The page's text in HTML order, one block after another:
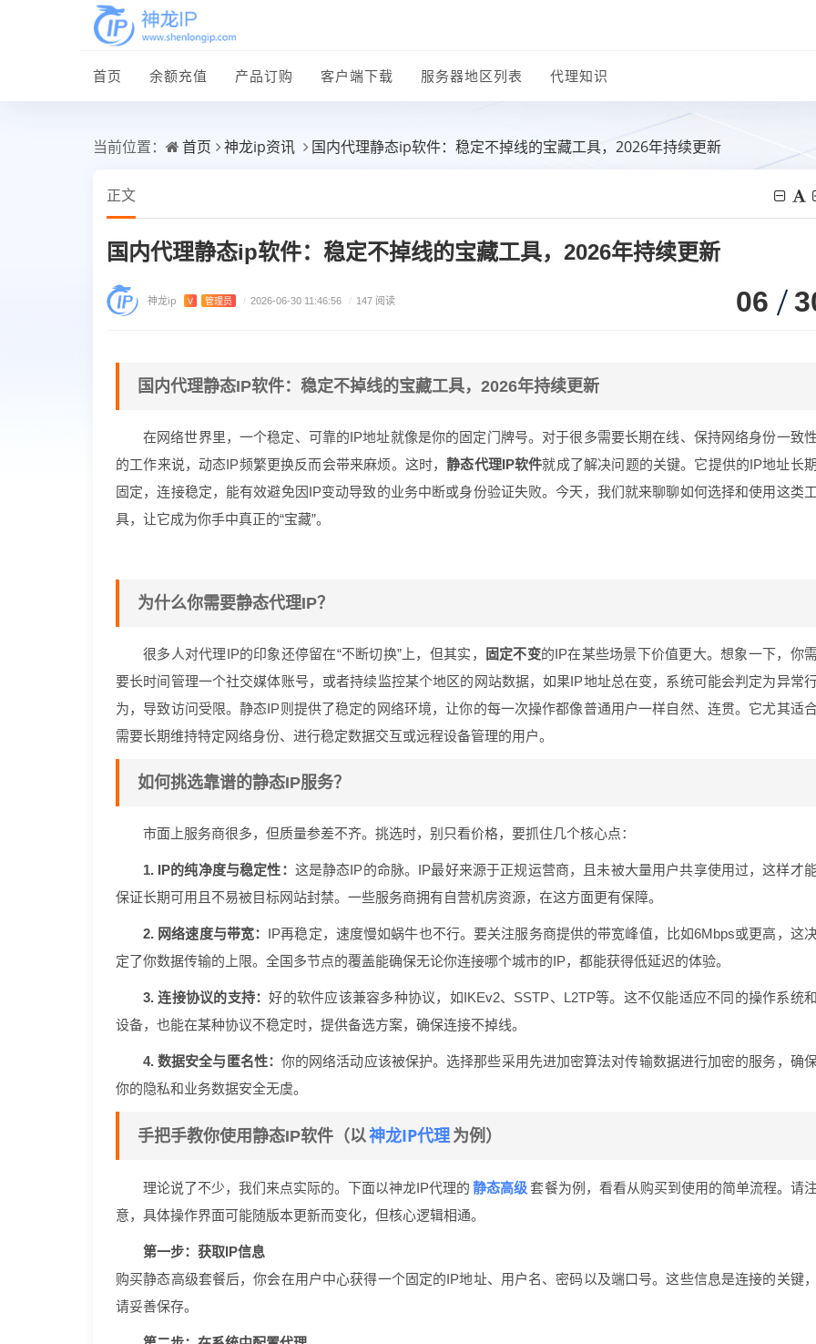
首页 余额充值 产品订购 客户端下载 服务器地区列表 代理知识
当前位置： 首页 神龙ip资讯 国内代理静态ip软件：稳定不掉线的宝藏工具，2026年持续更新
正文
国内代理静态ip软件：稳定不掉线的宝藏工具，2026年持续更新
神龙ip V 管理员 / 2026-06-30 11:46:56 / 147 阅读 06
国内代理静态IP软件：稳定不掉线的宝藏工具，2026年持续更新
在网络世界里，一个稳定、可靠的IP地址就像是你的固定门牌号。对于很多需要长期在线、保持网络身份一致
的工作来说，动态IP频繁更换反而会带来麻烦。这时，静态代理IP软件就成了解决问题的关键。它提供的IP地址长
固定，连接稳定，能有效避免因IP变动导致的业务中断或身份验证失败。今天，我们就来聊聊如何选择和使用这类
具，让它成为你手中真正的“宝藏”。
为什么你需要静态代理IP？
很多人对代理IP的印象还停留在“不断切换”上，但其实， 固定不变的IP在某些场景下价值更大。想象一下，你
要长时间管理一个社交媒体账号，或者持续监控某个地区的网站数据，如果IP地址总在变，系统可能会判定为异常
为，导致访问受限。静态IP则提供了稳定的网络环境，让你的每一次操作都像普通用户一样自然、连贯。它尤其适
需要长期维持特定网络身份、进行稳定数据交互或远程设备管理的用户。
如何挑选靠谱的静态IP服务？
市面上服务商很多，但质量参差不齐。挑选时，别只看价格，要抓住几个核心点：
1. IP的纯净度与稳定性： 这是静态IP的命脉。IP最好来源于正规运营商，且未被大量用户共享使用过，这样才
保证长期可用且不易被目标网站封禁。一些服务商拥有自营机房资源，在这方面更有保障。
2. 网络速度与带宽： IP再稳定，速度慢如蜗牛也不行。要关注服务商提供的带宽峰值，比如6Mbps或更高，这
定了你数据传输的上限。全国多节点的覆盖能确保无论你连接哪个城市的IP，都能获得低延迟的体验。
3. 连接协议的支持：好的软件应该兼容多种协议，如IKEv2、SSTP、L2TP等。这不仅能适应不同的操作系统
设备，也能在某种协议不稳定时，提供备选方案，确保连接不掉线。
4. 数据安全与匿名性： 你的网络活动应该被保护。选择那些采用先进加密算法对传输数据进行加密的服务，确
你的隐私和业务数据安全无虞。
手把手教你使用静态IP软件（以神龙IP代理 为例）
理论说了不少，我们来点实际的。下面以神龙IP代理的 静态高级 套餐为例，看看从购买到使用的简单流程。请
意，具体操作界面可能随版本更新而变化，但核心逻辑相通。
第一步：获取IP信息
购买静态高级套餐后，你会在用户中心获得一个固定的IP地址、用户名、密码以及端口号。这些信息是连接的关键
请妥善保存。